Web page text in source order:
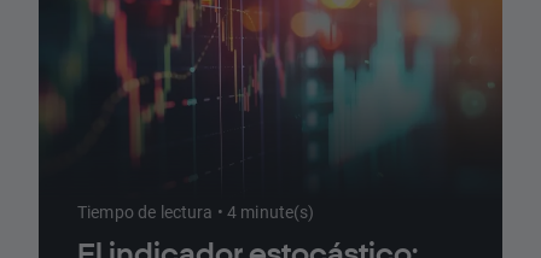
Tiempo de lectura • 4 minute(s)